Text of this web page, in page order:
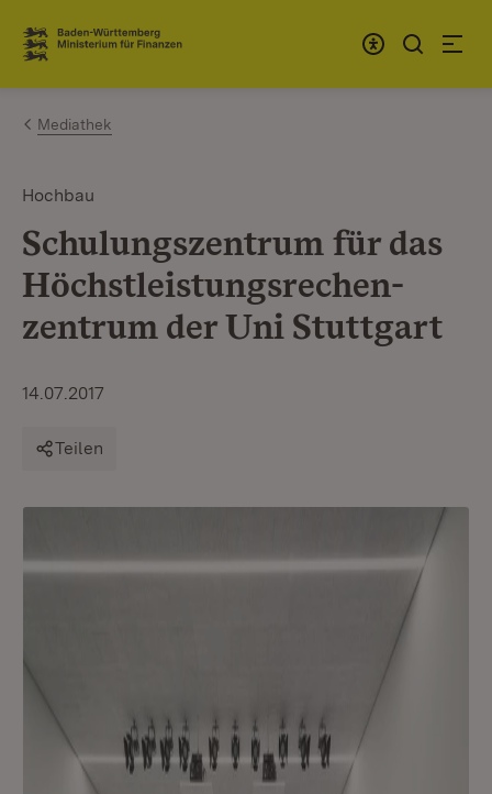
Zum Inhalt springen
Link zur Startseite
Mediathek
Hochbau
Schulungszentrum für das
Höchstleistungsrechen-
zentrum der Uni Stuttgart
14.07.2017
Teilen